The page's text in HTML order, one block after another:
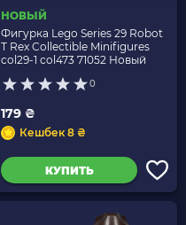
НОВЫЙ
Фигурка Lego Series 29 Robot
T Rex Collectible Minifigures
col29-1 col473 71052 Новый
0
179 ₴
Кешбек 8 ₴
КУПИТЬ